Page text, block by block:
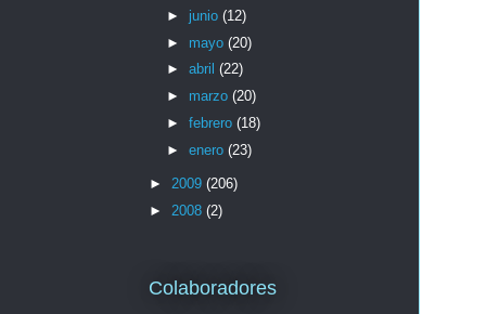
► junio (12)
► mayo (20)
► abril (22)
► marzo (20)
► febrero (18)
► enero (23)
► 2009 (206)
► 2008 (2)
Colaboradores